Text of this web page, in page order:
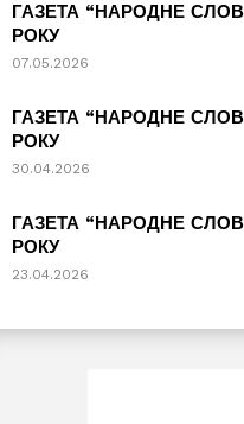
ГАЗЕТА “НАРОДНЕ
РОКУ
07.05.2026
ГАЗЕТА “НАРОДНЕ
РОКУ
30.04.2026
ГАЗЕТА “НАРОДНЕ
РОКУ
23.04.2026